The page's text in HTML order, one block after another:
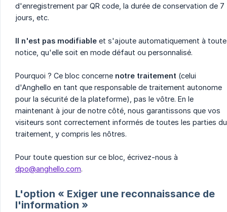
d'enregistrement par QR code, la durée de conservation de 7
jours, etc.
Il n'est pas modifiable et s'ajoute automatiquement à toute
notice, qu'elle soit en mode défaut ou personnalisé.
Pourquoi ? Ce bloc concerne notre traitement (celui
d'Anghello en tant que responsable de traitement autonome
pour la sécurité de la plateforme), pas le vôtre. En le
maintenant à jour de notre côté, nous garantissons que vos
visiteurs sont correctement informés de toutes les parties du
traitement, y compris les nôtres.
Pour toute question sur ce bloc, écrivez-nous à
dpo@anghello.com.
L'option « Exiger une reconnaissance de
l'information »